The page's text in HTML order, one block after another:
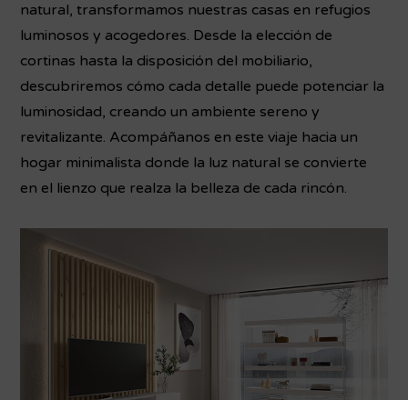
natural, transformamos nuestras casas en refugios
luminosos y acogedores. Desde la elección de
cortinas hasta la disposición del mobiliario,
descubriremos cómo cada detalle puede potenciar la
luminosidad, creando un ambiente sereno y
revitalizante. Acompáñanos en este viaje hacia un
hogar minimalista donde la luz natural se convierte
en el lienzo que realza la belleza de cada rincón.